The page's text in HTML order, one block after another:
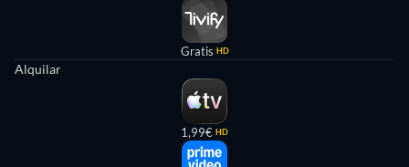
Gratis HD
Alquilar
1,99€ HD